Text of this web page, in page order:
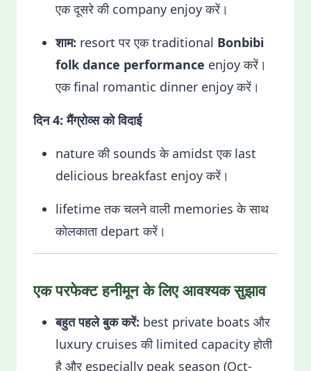
एक दूसरे की company enjoy करें।
शाम: resort पर एक traditional Bonbibi
folk dance performance enjoy करें।
एक final romantic dinner enjoy करें।
दिन 4: मैंग्रोव्स को विदाई
nature की sounds के amidst एक last
delicious breakfast enjoy करें।
lifetime तक चलने वाली memories के साथ
कोलकाता depart करें।
एक परफेक्ट हनीमून के लिए आवश्यक सुझाव
बहुत पहले बुक करें: best private boats और
luxury cruises की limited capacity होती
है और especially peak season (Oct-